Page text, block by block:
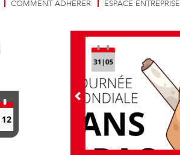
COMMENT ADHÉRER ESPACE ENTREPRISE